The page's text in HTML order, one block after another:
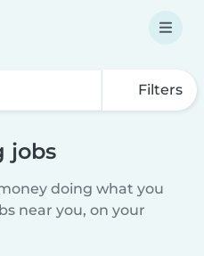
Filters
jobs
doing what you
near you, on your